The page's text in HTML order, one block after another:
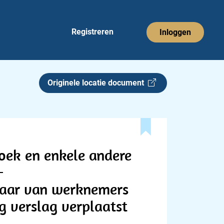
Registreren Inloggen
Originele locatie document
en enkele andere
van werknemers
verslag verplaatst